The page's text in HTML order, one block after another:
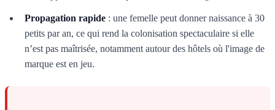
Propagation rapide : une femelle peut donner naissance à 30
petits par an, ce qui rend la colonisation spectaculaire si elle
n’est pas maîtrisée, notamment autour des hôtels où l'image de
marque est en jeu.